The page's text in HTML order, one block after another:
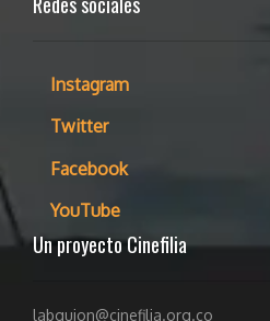
Instagram
Twitter
Facebook
YouTube
Un proyecto Cinefilia
labguion@cinefilia.org.co